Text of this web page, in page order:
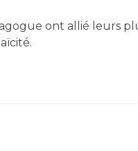
ont allié leurs